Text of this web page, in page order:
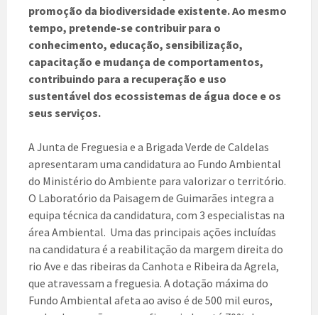
promoção da biodiversidade existente. Ao mesmo
tempo, pretende-se contribuir para o
conhecimento, educação, sensibilização,
capacitação e mudança de comportamentos,
contribuindo para a recuperação e uso
sustentável dos ecossistemas de água doce e os
seus serviços.
A Junta de Freguesia e a Brigada Verde de Caldelas
apresentaram uma candidatura ao Fundo Ambiental
do Ministério do Ambiente para valorizar o território.
O Laboratório da Paisagem de Guimarães integra a
equipa técnica da candidatura, com 3 especialistas na
área Ambiental. Uma das principais ações incluídas
na candidatura é a reabilitação da margem direita do
rio Ave e das ribeiras da Canhota e Ribeira da Agrela,
que atravessam a freguesia. A dotação máxima do
Fundo Ambiental afeta ao aviso é de 500 mil euros,